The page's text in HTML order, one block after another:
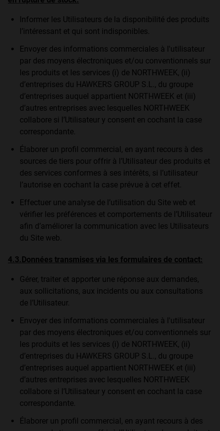
Informer les Utilisateurs de la disponibilité des produits
l’intéressant et qui sont indisponibles.
Envoyer des informations commerciales à l'utilisateur
par des moyens électroniques et/ou conventionnels sur
les produits et les services (i) de NORTHWEEK, (ii)
d’entreprises du HAWKERS GROUP S.L., du groupe
d’entreprises auquel appartient NORTHWEEK et (iii)
d’autres entreprises avec lesquelles NORTHWEEK
collabore si l’Utilisateur y consent en cochant la case
correspondante.
Élaborer un profil commercial, en ayant recours à des
sources de tiers pour offrir à l’Utilisateur des produits et
des services conformes à ses intérêts, si l’utilisateur
l’autorise en cochant la case prévue à cet effet.
Effectuer une analyse de l’utilisation du Site web et
vérifier les préférences et comportements de l’Utilisateur
afin d’améliorer la communication avec les Utilisateurs
du Site web.
4.3.Données transmises via les formulaires de contact:
Gérer, traiter et apporter une réponse aux demandes,
aux sollicitations, aux incidents ou aux consultations
de l’Utilisateur.
Envoyer des informations commerciales à l'utilisateur
par des moyens électroniques et/ou conventionnels sur
les produits et les services (i) de NORTHWEEK, (ii)
d’entreprises du HAWKERS GROUP S.L., du groupe
d’entreprises auquel appartient NORTHWEEK et (iii)
d’autres entreprises avec lesquelles NORTHWEEK
collabore si l’Utilisateur y consent en cochant la case
correspondante.
Élaborer un profil commercial, en ayant recours à des